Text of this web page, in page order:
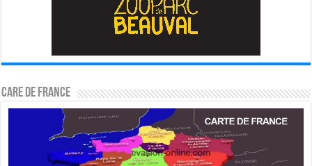
CARE DE FRANCE